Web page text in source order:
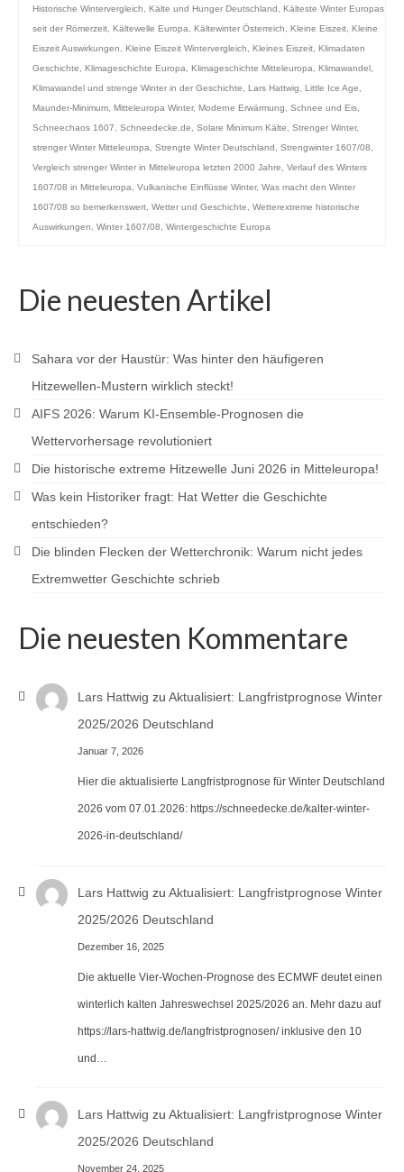
Historische Wintervergleich
Kälte und Hunger Deutschland
Kälteste Winter Europas
seit der Römerzeit Kältewelle Europa Kältewinter Österreich Kleine Eiszeit Kleine
Eiszeit Auswirkungen
Kleine Eiszeit Wintervergleich Kleines Eiszeit Klimadaten
Geschichte
Klimageschichte Europa Klimageschichte Mitteleuropa Klimawandel
Klimawandel und strenge Winter in der Geschichte
Lars Hattwig Little Ice Age
Maunder-Minimum Mitteleuropa Winter, Moderne Erwärmung Schnee und Eis
Schneechaos 1607
Schneedecke.de Solare Minimum Kälte Strenger Winter,
strenger Winter Mitteleuropa
Strengte Winter Deutschland Strengwinter 1607/08
Vergleich strenger Winter in Mitteleuropa letzten 2000 Jahre
Verlauf des Winters
1607/08 in Mitteleuropa
Vulkanische Einflüsse Winter, Was macht den Winter
1607/08 so bemerkenswert Wetter und Geschichte
Wetterextreme historische
Auswirkungen
Winter 1607/08 Wintergeschichte Europa
Die neuesten Artikel
Sahara vor der Haustür: Was hinter den häufigeren
Hitzewellen-Mustern wirklich steckt!
AIFS 2026: Warum KI-Ensemble-Prognosen die
Wettervorhersage revolutioniert
Die historische extreme Hitzewelle Juni 2026 in Mitteleuropa!
Was kein Historiker fragt: Hat Wetter die Geschichte
entschieden?
Die blinden Flecken der Wetterchronik: Warum nicht jedes
Extremwetter Geschichte schrieb
Die neuesten Kommentare
Lars Hattwig zu Aktualisiert: Langfristprognose Winter
2025/2026 Deutschland
Januar 7, 2026
Hier die aktualisierte Langfristprognose für Winter Deutschland
2026 vom 07.01.2026: https://schneedecke.de/kalter-winter-
2026-in-deutschland/
Lars Hattwig zu Aktualisiert: Langfristprognose Winter
2025/2026 Deutschland
Dezember 16, 2025
Die aktuelle Vier-Wochen-Prognose des ECMWF deutet einen
winterlich kalten Jahreswechsel 2025/2026 an. Mehr dazu auf
https://lars-hattwig.de/langfristprognosen/ inklusive den 10
und…
Lars Hattwig zu Aktualisiert: Langfristprognose Winter
2025/2026 Deutschland
November 24, 2025